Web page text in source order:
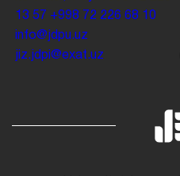
13 57 +998 72 226 68 10
info@jdpu.uz
jiz.jdpi@exat.uz